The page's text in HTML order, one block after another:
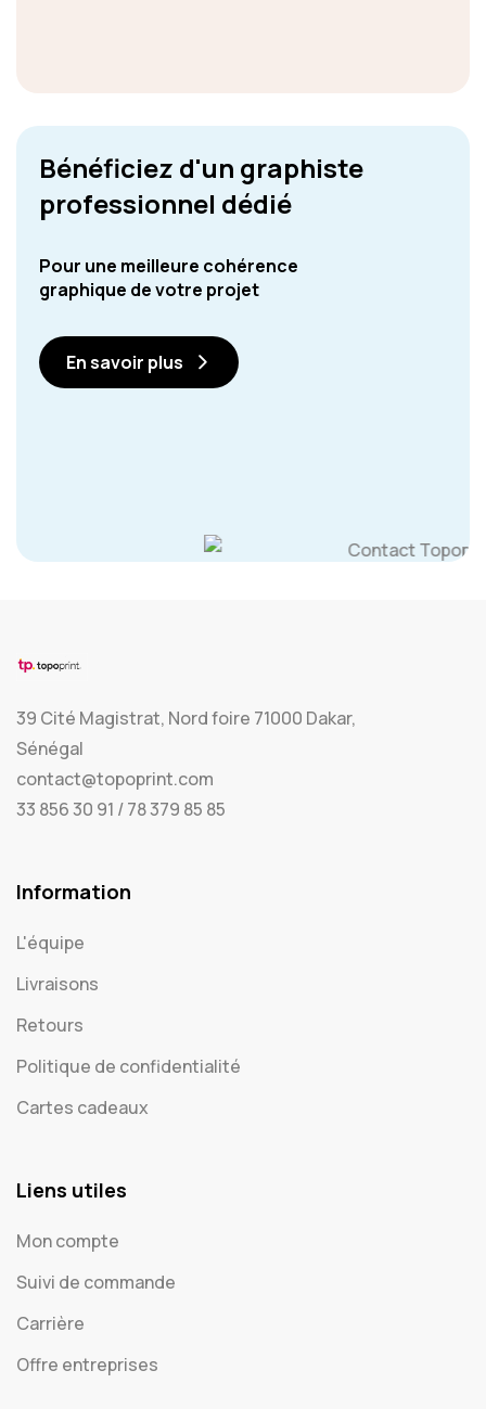
Bénéficiez d'un graphiste
professionnel dédié
Pour une meilleure cohérence
graphique de votre projet
En savoir plus
39 Cité Magistrat, Nord foire 71000 Dakar,
Sénégal
contact@topoprint.com
33 856 30 91 / 78 379 85 85
Information
L'équipe
Livraisons
Retours
Politique de confidentialité
Cartes cadeaux
Liens utiles
Mon compte
Suivi de commande
Carrière
Offre entreprises